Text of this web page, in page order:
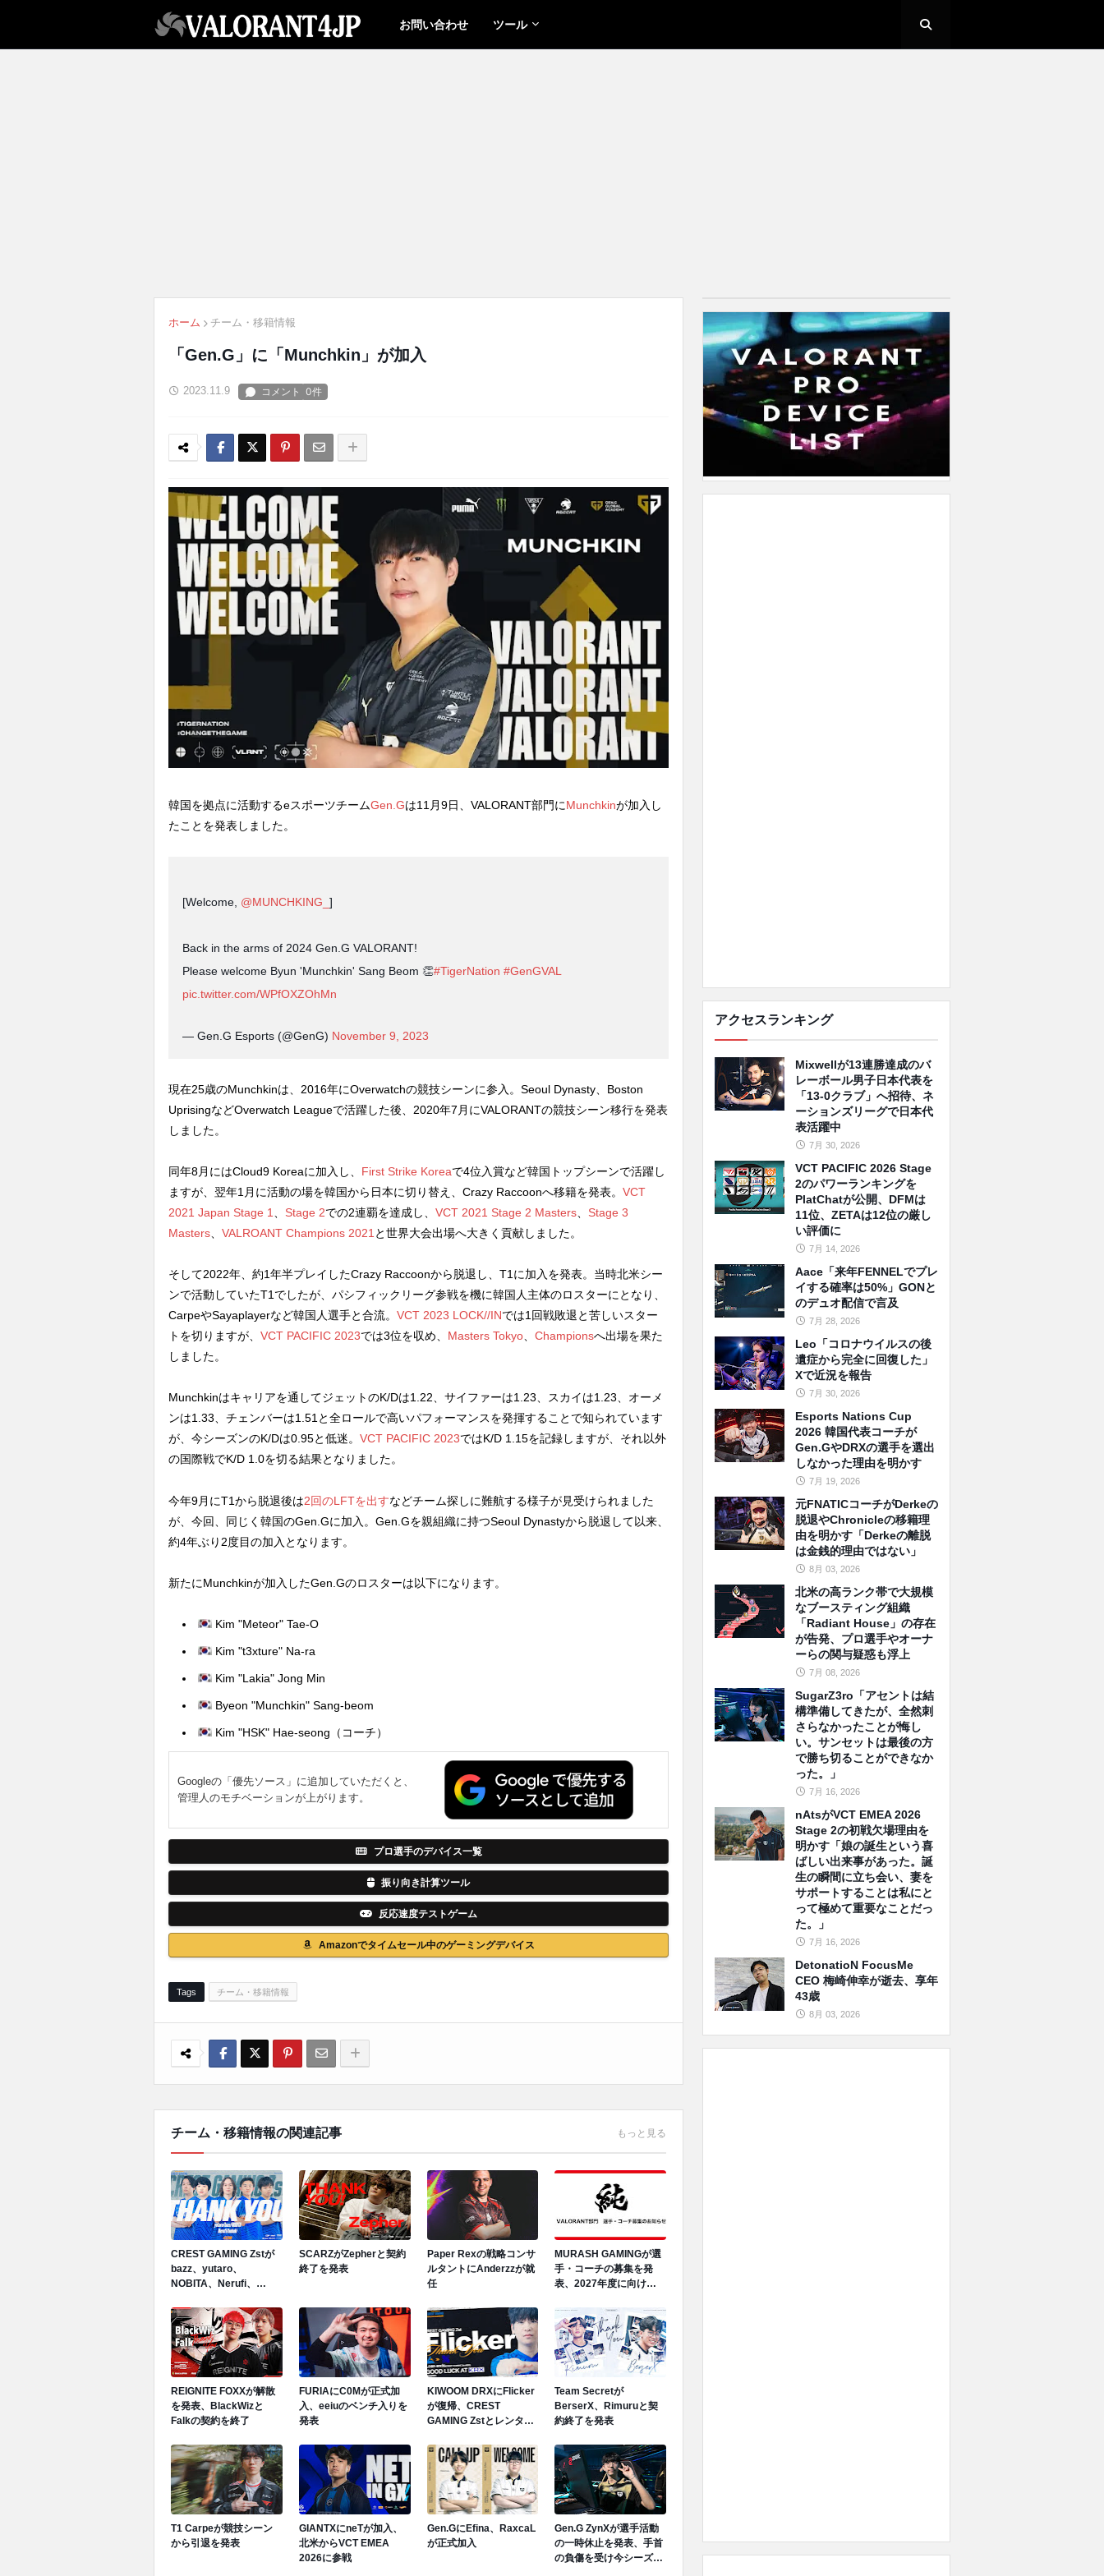
お問い合わせ ツール
ホーム チーム・移籍情報
「Gen.G」に「Munchkin」が加入
2023.11.9
韓国を拠点に活動するeスポーツチームGen.Gは11月9日、VALORANT部門にMunchkinが加入し
たことを発表しました。
[Welcome, @MUNCHKING_ ]
Back in the arms of 2024 Gen.G VALORANT!
Please welcome Byun 'Munchkin' Sang Beom 👏#TigerNation #GenGVAL
pic.twitter.com/WPfOXZOhMn
— Gen.G Esports (@GenG) November 9, 2023
現在25歳のMunchkinは、2016年にOverwatchの競技シーンに参入。Seoul Dynasty、Boston
UprisingなどOverwatch Leagueで活躍した後、2020年7月にVALORANTの競技シーン移行を発表
しました。
同年8月にはCloud9 Koreaに加入し、 First Strike Koreaで4位入賞など韓国トップシーンで活躍し
ますが、翌年1月に活動の場を韓国から日本に切り替え、Crazy Raccoonへ移籍を発表。 VCT
2021 Japan Stage 1
Stage 2での2連覇を達成し、 VCT 2021 Stage 2 Masters
Stage 3
Masters
VALROANT Champions 2021 と世界大会出場へ大きく貢献しました。
そして2022年、約1年半プレイしたCrazy Raccoonから脱退し、T1に加入を発表。当時北米シー
ンで活動していたT1でしたが、パシフィックリーグ参戦を機に韓国人主体のロスターにとなり、
CarpeやSayaplayerなど韓国人選手と合流。 VCT 2023 LOCK//INでは1回戦敗退と苦しいスター
トを切りますが、 VCT PACIFIC 2023では3位を収め、 Masters Tokyo、 Championsへ出場を果た
しました。
Munchkinはキャリアを通してジェットのK/Dは1.22、サイファーは1.23、スカイは1.23、オーメ
ンは1.33、チェンバーは1.51と全ロールで高いパフォーマンスを発揮することで知られています
が、今シーズンのK/Dは0.95と低迷。 VCT PACIFIC 2023ではK/D 1.15を記録しますが、それ以外
の国際戦でK/D 1.0を切る結果となりました。
今年9月にT1から脱退後は2回のLFTを出すなどチーム探しに難航する様子が見受けられました
が、今回、同じく韓国のGen.Gに加入。Gen.Gを親組織に持つSeoul Dynastyから脱退して以来、
約4年ぶり2度目の加入となります。
新たにMunchkinが加入したGen.Gのロスターは以下になります。
Kim "Meteor" Tae-O
Kim "t3xture" Na-ra
Kim "Lakia" Jong Min
Byeon "Munchkin" Sang-beom
Kim "HSK" Hae-seong（コーチ）
Googleの「優先ソース」に追加していただくと、
管理人のモチベーションが上がります。
プロ選手のデバイス一覧
振り向き計算ツール
反応速度テストゲーム
Amazonでタイムセール中のゲーミングデバイス
Tags チーム・移籍情報
チーム・移籍情報の関連記事 もっと見る
CREST GAMING Zstが
bazz、yutaro、
NOBITA、Nerufi、
SCARZがZepherと契約
終了を発表
Paper Rexの戦略コンサ
ルタントにAnderzzが就
任
MURASH GAMINGが選
手・コーチの募集を発
表、2027年度に向けロ
REIGNITE FOXXが解散
を発表、BlackWizと
Falkの契約を終了
FURIAにC0Mが正式加
入、eeiuのベンチ入りを
発表
KIWOOM DRXにFlicker
が復帰、CREST
GAMING Zstとレンタル
Team Secretが
BerserX、Rimuruと契
約終了を発表
T1 Carpeが競技シーン
から引退を発表
GIANTXにneTが加入、
北米からVCT EMEA
2026に参戦
Gen.GにEfina、RaxcaL
が正式加入
Gen.G ZynXが選手活動
の一時休止を発表、手首
の負傷を受け今シーズン
アクセスランキング
Mixwellが13連勝達成のバ
レーボール男子日本代表を
「13-0クラブ」へ招待、ネ
ーションズリーグで日本代
表活躍中
7月 30, 2026
VCT PACIFIC 2026 Stage
2のパワーランキングを
PlatChatが公開、DFMは
11位、ZETAは12位の厳し
い評価に
7月 14, 2026
Aace「来年FENNELでプレ
イする確率は50%」GONと
のデュオ配信で言及
7月 28, 2026
Leo「コロナウイルスの後
遺症から完全に回復した」
Xで近況を報告
7月 30, 2026
Esports Nations Cup
2026 韓国代表コーチが
Gen.GやDRXの選手を選出
しなかった理由を明かす
7月 19, 2026
元FNATICコーチがDerkeの
脱退やChronicleの移籍理
由を明かす「Derkeの離脱
は金銭的理由ではない」
8月 03, 2026
北米の高ランク帯で大規模
なブースティング組織
「Radiant House」の存在
が告発、プロ選手やオーナ
ーらの関与疑惑も浮上
7月 08, 2026
SugarZ3ro「アセントは結
構準備してきたが、全然刺
さらなかったことが悔し
い。サンセットは最後の方
で勝ち切ることができなか
った。」
7月 16, 2026
nAtsがVCT EMEA 2026
Stage 2の初戦欠場理由を
明かす「娘の誕生という喜
ばしい出来事があった。誕
生の瞬間に立ち会い、妻を
サポートすることは私にと
って極めて重要なことだっ
た。」
7月 16, 2026
DetonatioN FocusMe
CEO 梅崎伸幸が逝去、享年
43歳
8月 03, 2026